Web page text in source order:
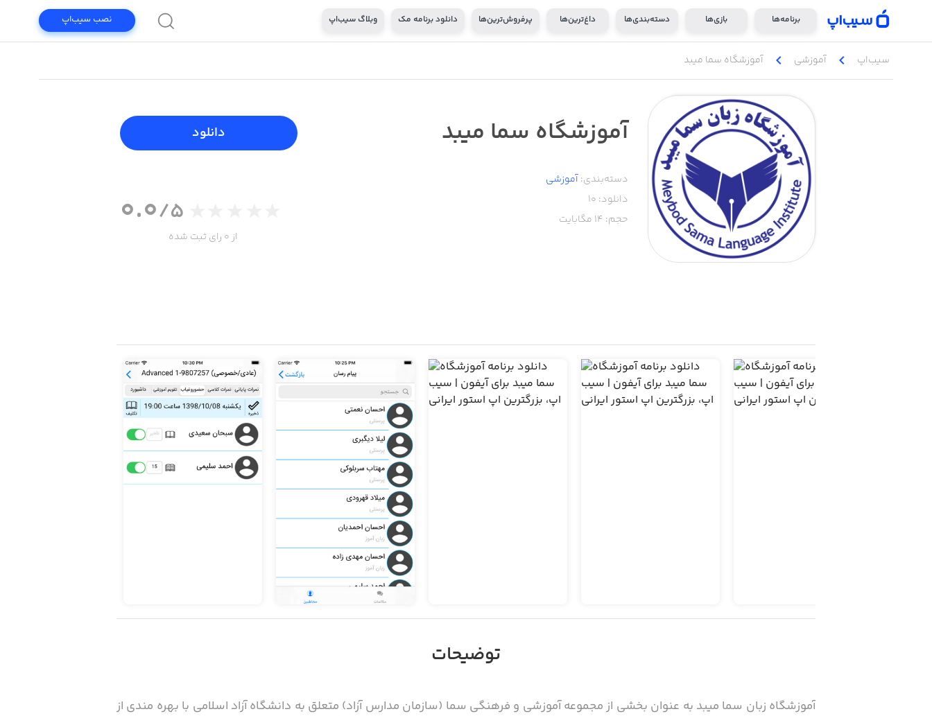
برنامه‌ها بازی‌ها دسته‌بندی‌ها داغ‌ترین‌ها پرفروش‌ترین‌ها دانلود برنامه مک وبلاگ سیب‌اپ نصب سیب‌اپ
سیب‌اپ chevron_left آموزشی chevron_left آموزشگاه سما میبد
آموزشگاه سما میبد
دسته‌بندی:آموزشی
دانلود: 10
حجم: 14 مگابایت
دانلود
0.0/5
از 0 رای ثبت شده
توضیحات
آموزشگاه زبان سما میبد به عنوان بخشی از مجموعه آموزشی و فرهنگی سما (سازمان مدارس آزاد) متعلق به دانشگاه آزاد اسلامی با بهره مندی از